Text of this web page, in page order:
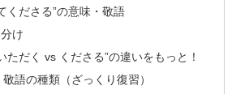
くださる”の意味・敬語
け
ただく vs くださる”の違いをもっと！
敬語の種類（ざっくり復習）